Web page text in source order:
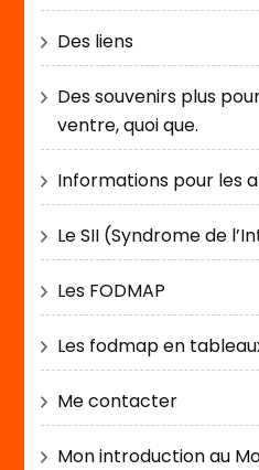
Des liens
Des souvenirs plus
ventre, quoi que.
Informations pour les
Le SII (Syndrome de
Les FODMAP
Les fodmap en
Me contacter
Mon introduction au